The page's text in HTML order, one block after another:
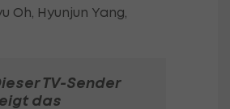
Oh, Hyunjun Yang,
TV-Sender
das